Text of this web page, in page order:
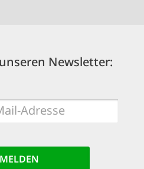
Newsletter:
E-
Mail